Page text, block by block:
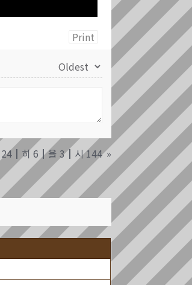
Print
24┃히 6┃욜 3┃시 144 »